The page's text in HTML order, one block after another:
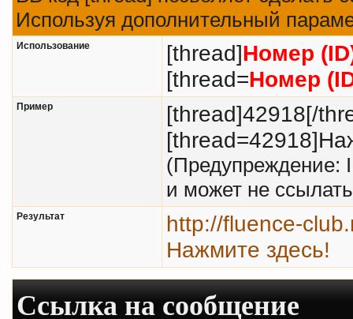
Используя дополнительный
Использование [thread]Номер
[thread=Номер
Пример
[thread]42918[/
(Предупреждение:
и может не
Результат
http://fluence-
Нажмите здесь!
Ссылка на сообщение